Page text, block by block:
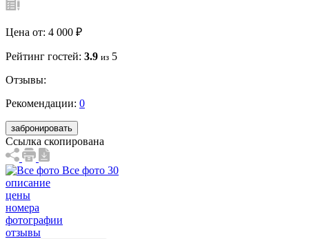
Цена от: 4 000 ₽
Рейтинг гостей: 3.9 из 5
Отзывы:
Рекомендации: 0
забронировать
Ссылка скопирована
Все фото 30
описание
цены
номера
фотографии
отзывы